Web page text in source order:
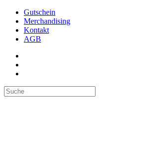
Gutschein
Merchandising
Kontakt
AGB
Suchen